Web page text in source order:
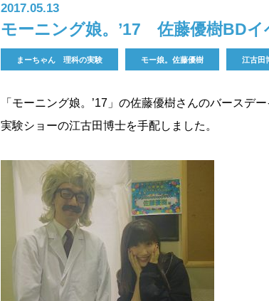
2017.05.13
モーニング娘。’17 佐藤優樹BD
まーちゃん 理科の実験 モー娘。佐藤優樹 江古田
「モーニング娘。’17」の佐藤優樹さんのバースデ
実験ショーの江古田博士を手配しました。